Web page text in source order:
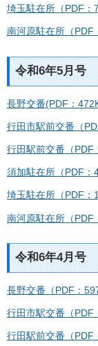
埼玉駐在所（PDF：
南河原駐在所（PDF
令和6年5月号
長野交番(PDF：
行田市駅前交番（
行田駅前交番（PDF
須加駐在所（PDF：
埼玉駐在所（PDF：
南河原駐在所（PDF
令和6年4月号
長野交番（PDF：
行田市駅交番（PDF
行田駅前交番（PDF